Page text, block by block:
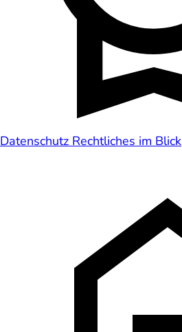
Datenschutz Rechtliches im Blick